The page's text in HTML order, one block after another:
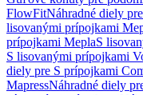
FlowFitNáhradné diely
lisovanými prípojkami
prípojkami MeplaS
S lisovanými prípojkami
diely pre S prípojkami
MapressNáhradné diely